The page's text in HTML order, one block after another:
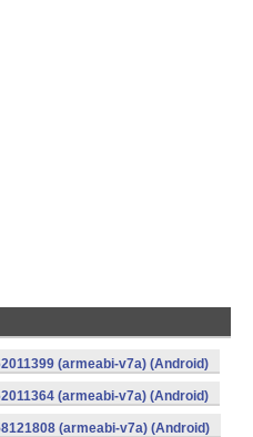
(armeabi-v7a) (Android)
(armeabi-v7a) (Android)
(armeabi-v7a) (Android)